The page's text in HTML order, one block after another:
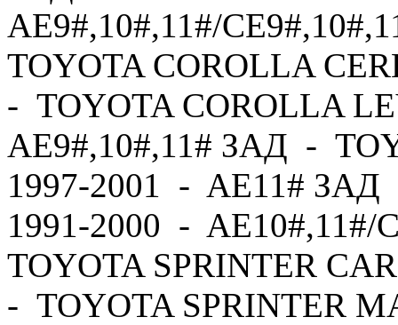
AE9#,10#,11#/
TOYOTA COROLLA
- TOYOTA COROLLA
AE9#,10#,11# ЗАД -
1997-2001 - AE11#
1991-2000 - AE10#,11#/
TOYOTA SPRINTER
- TOYOTA SPRINTER